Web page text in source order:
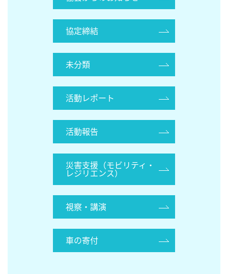
協定締結
未分類
活動レポート
活動報告
災害支援（モビリティ・
レジリエンス）
視察・講演
車の寄付